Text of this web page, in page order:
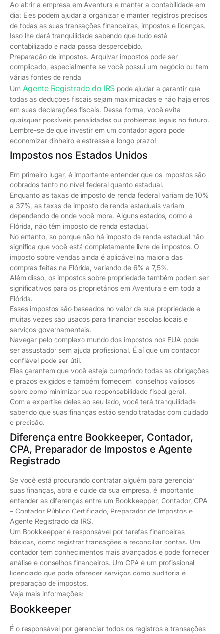
Ao abrir a empresa em Aventura e manter a contabilidade em
dia: Eles podem ajudar a organizar e manter registros precisos
de todas as suas transações financeiras, impostos e licenças.
Isso lhe dará tranquilidade sabendo que tudo está
contabilizado e nada passa despercebido.
Preparação de impostos. Arquivar impostos pode ser
complicado, especialmente se você possui um negócio ou tem
várias fontes de renda.
Um Agente Registrado do IRS pode ajudar a garantir que
todas as deduções fiscais sejam maximizadas e não haja erros
em suas declarações fiscais. Dessa forma, você evita
quaisquer possíveis penalidades ou problemas legais no futuro.
Lembre-se de que investir em um contador agora pode
economizar dinheiro e estresse a longo prazo!
Impostos nos Estados Unidos
Em primeiro lugar, é importante entender que os impostos são
cobrados tanto no nível federal quanto estadual.
Enquanto as taxas de imposto de renda federal variam de 10%
a 37%, as taxas de imposto de renda estaduais variam
dependendo de onde você mora. Alguns estados, como a
Flórida, não têm imposto de renda estadual.
No entanto, só porque não há imposto de renda estadual não
significa que você está completamente livre de impostos. O
imposto sobre vendas ainda é aplicável na maioria das
compras feitas na Flórida, variando de 6% a 7,5%.
Além disso, os impostos sobre propriedade também podem ser
significativos para os proprietários em Aventura e em toda a
Flórida.
Esses impostos são baseados no valor da sua propriedade e
muitas vezes são usados para financiar escolas locais e
serviços governamentais.
Navegar pelo complexo mundo dos impostos nos EUA pode
ser assustador sem ajuda profissional. É aí que um contador
confiável pode ser útil.
Eles garantem que você esteja cumprindo todas as obrigações
e prazos exigidos e também fornecem conselhos valiosos
sobre como minimizar sua responsabilidade fiscal geral.
Com a expertise deles ao seu lado, você terá tranquilidade
sabendo que suas finanças estão sendo tratadas com cuidado
e precisão.
Diferença entre Bookkeeper, Contador,
CPA, Preparador de Impostos e Agente
Registrado
Se você está procurando contratar alguém para gerenciar
suas finanças, abra e cuide da sua empresa, é importante
entender as diferenças entre um Bookkeepper, Contador, CPA
– Contador Público Certificado, Preparador de Impostos e
Agente Registrado da IRS.
Um Bookkeepper é responsável por tarefas financeiras
básicas, como registrar transações e reconciliar contas. Um
contador tem conhecimentos mais avançados e pode fornecer
análise e conselhos financeiros. Um CPA é um profissional
licenciado que pode oferecer serviços como auditoria e
preparação de impostos.
Veja mais informações:
Bookkeeper
É o responsável por gerenciar todos os registros e transações